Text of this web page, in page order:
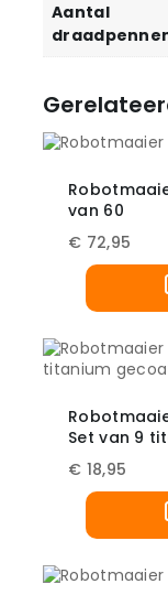
Aantal
van 60
€ 72,95
Set van 9
€ 18,95